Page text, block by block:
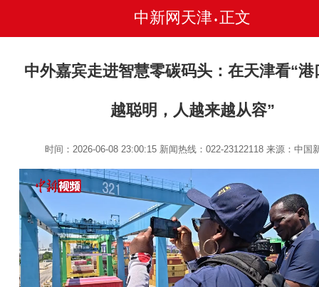
中新网天津 • 正文
中外嘉宾走进智慧零碳码头：在天津看“港
越聪明，人越来越从容”
时间：2026-06-08 23:00:15 新闻热线：022-23122118来源：中国